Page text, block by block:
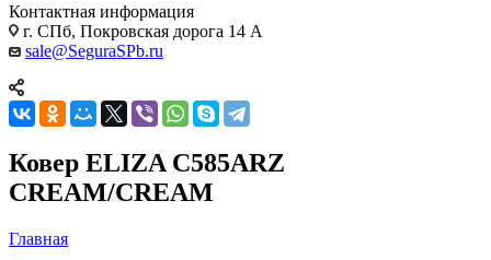
Контактная информация
г. СПб, Покровская дорога 14 А
sale@SeguraSPb.ru
Ковер ELIZA C585ARZ
CREAM/CREAM
Главная